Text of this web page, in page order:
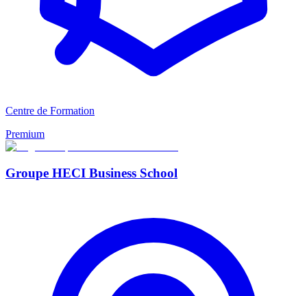
Centre de Formation
Premium
Groupe HECI Business School